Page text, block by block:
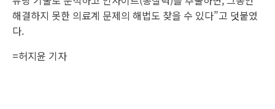
해결하지 못한 의료계 문제의 해법도 찾을 수 있다”고 덧붙였
다.
=허지윤 기자